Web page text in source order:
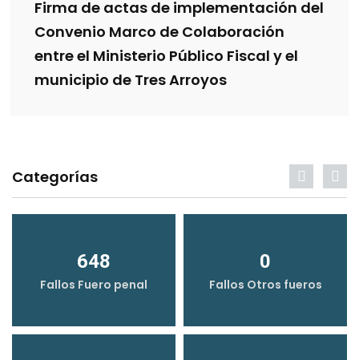
Firma de actas de implementación del
Convenio Marco de Colaboración
entre el Ministerio Público Fiscal y el
municipio de Tres Arroyos
Categorías
648
Fallos Fuero penal
0
Fallos Otros fueros